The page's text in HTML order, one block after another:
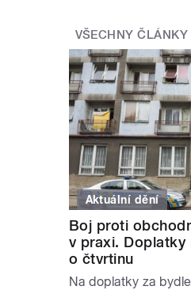
VŠECHNY ČLÁNKY
Aktuální dění
Boj proti
v praxi. Doplatky
o čtvrtinu
Na doplatky za